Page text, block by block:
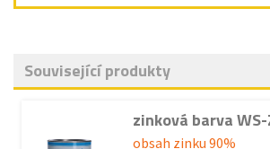
Související produkty
zinková barva
obsah zinku 90%